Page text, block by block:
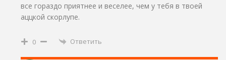
все гораздо приятнее и веселее, чем у тебя в твоей
аццкой скорлупе.
0 Ответить